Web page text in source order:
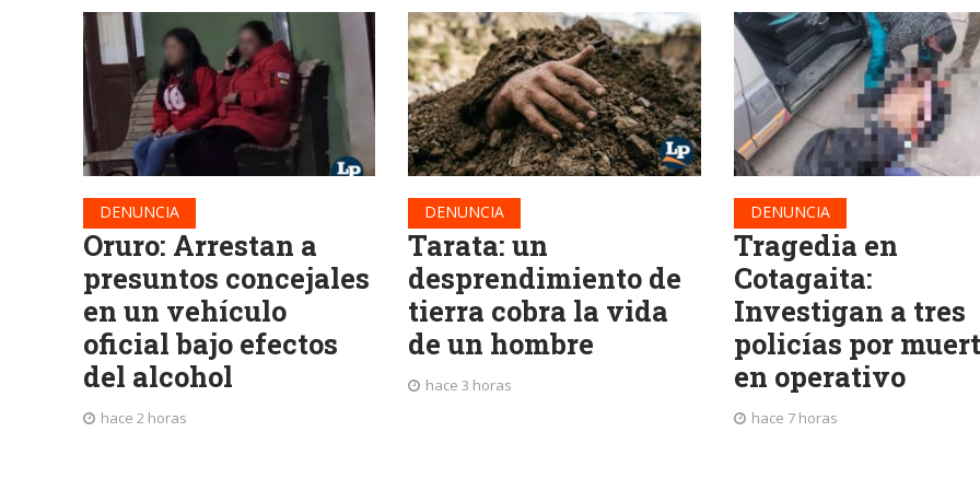
DENUNCIA
Oruro: Arrestan a
presuntos concejales
en un vehículo
oficial bajo efectos
del alcohol
hace 2 horas
DENUNCIA
Tarata: un
desprendimiento de
tierra cobra la vida
de un hombre
hace 3 horas
DENUNCIA
Tragedia en
Cotagaita:
Investigan a tres
policías por
en operativo
hace 7 horas